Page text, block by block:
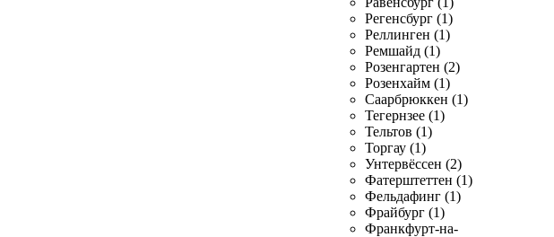
Регенсбург (1)
Реллинген (1)
Ремшайд (1)
Розенгартен (2)
Розенхайм (1)
Саарбрюккен (1)
Тегернзее (1)
Тельтов (1)
Торгау (1)
Унтервёссен (2)
Фатерштеттен (1)
Фельдафинг (1)
Фрайбург (1)
Франкфурт-на-